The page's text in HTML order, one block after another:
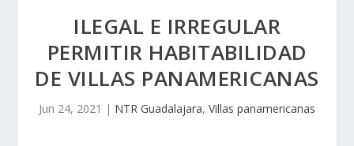
ILEGAL E IRREGULAR
PERMITIR HABITABILIDAD
DE VILLAS PANAMERICANAS
Jun 24, 2021 | NTR Guadalajara, Villas panamericanas